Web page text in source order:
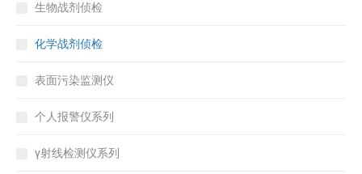
生物战剂侦检
化学战剂侦检
表面污染监测仪
个人报警仪系列
γ射线检测仪系列